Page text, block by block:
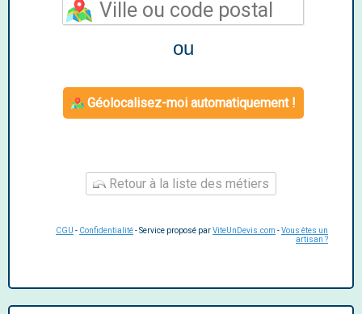
ou
Géolocalisez-moi automatiquement !
Retour à la liste des métiers
CGU - Confidentialité- Service proposé parViteUnDevis.com -Vous êtes un
artisan ?